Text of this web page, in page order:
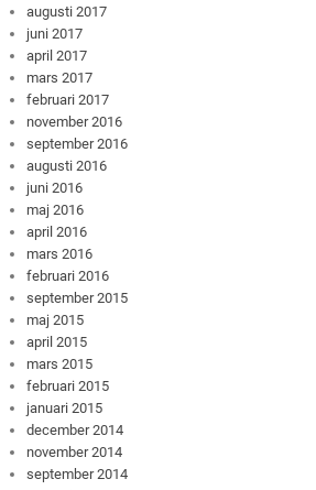
augusti 2017
juni 2017
april 2017
mars 2017
februari 2017
november 2016
september 2016
augusti 2016
juni 2016
maj 2016
april 2016
mars 2016
februari 2016
september 2015
maj 2015
april 2015
mars 2015
februari 2015
januari 2015
december 2014
november 2014
september 2014